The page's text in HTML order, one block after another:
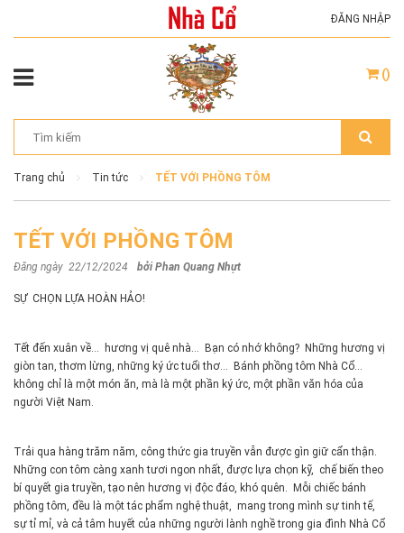
ĐĂNG NHẬP
()
Trang chủ Tin tức TẾT VỚI PHỒNG TÔM
TẾT VỚI PHỒNG TÔM
Đăng ngày 22/12/2024 bởi Phan Quang Nhựt
SỰ CHỌN LỰA HOÀN HẢO!
Tết đến xuân về… hương vị quê nhà… Bạn có nhớ không? Những hương vị
giòn tan, thơm lừng, những ký ức tuổi thơ… Bánh phồng tôm Nhà Cổ…
không chỉ là một món ăn, mà là một phần ký ức, một phần văn hóa của
người Việt Nam.
Trải qua hàng trăm năm, công thức gia truyền vẫn được gìn giữ cẩn thận.
Những con tôm càng xanh tươi ngon nhất, được lựa chọn kỹ, chế biến theo
bí quyết gia truyền, tạo nên hương vị độc đáo, khó quên. Mỗi chiếc bánh
phồng tôm, đều là một tác phẩm nghệ thuật, mang trong mình sự tinh tế,
sự tỉ mỉ, và cả tâm huyết của những người lành nghề trong gia đình Nhà Cổ